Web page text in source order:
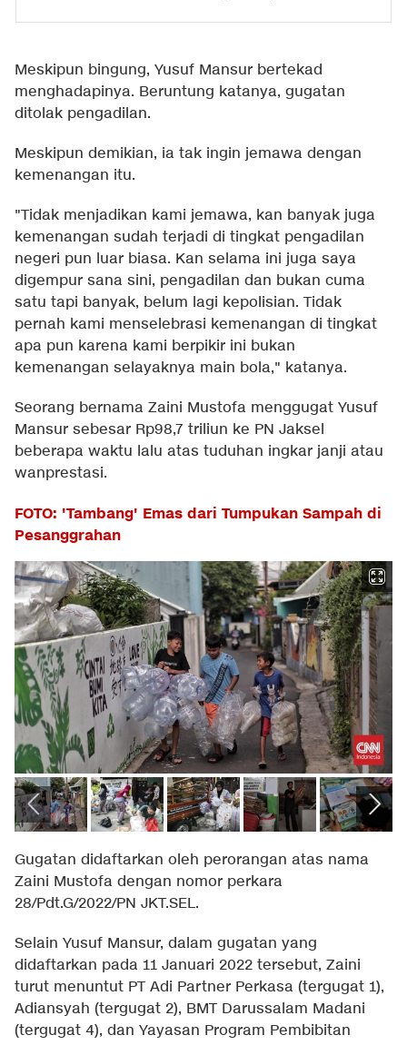
Meskipun bingung, Yusuf Mansur bertekad
menghadapinya. Beruntung katanya, gugatan
ditolak pengadilan.
Meskipun demikian, ia tak ingin jemawa dengan
kemenangan itu.
"Tidak menjadikan kami jemawa, kan banyak juga
kemenangan sudah terjadi di tingkat pengadilan
negeri pun luar biasa. Kan selama ini juga saya
digempur sana sini, pengadilan dan bukan cuma
satu tapi banyak, belum lagi kepolisian. Tidak
pernah kami menselebrasi kemenangan di tingkat
apa pun karena kami berpikir ini bukan
kemenangan selayaknya main bola," katanya.
Seorang bernama Zaini Mustofa menggugat Yusuf
Mansur sebesar Rp98,7 triliun ke PN Jaksel
beberapa waktu lalu atas tuduhan ingkar janji atau
wanprestasi.
FOTO: 'Tambang' Emas dari Tumpukan Sampah di
Pesanggrahan
Gugatan didaftarkan oleh perorangan atas nama
Zaini Mustofa dengan nomor perkara
28/Pdt.G/2022/PN JKT.SEL.
Selain Yusuf Mansur, dalam gugatan yang
didaftarkan pada 11 Januari 2022 tersebut, Zaini
turut menuntut PT Adi Partner Perkasa (tergugat 1),
Adiansyah (tergugat 2), BMT Darussalam Madani
(tergugat 4), dan Yayasan Program Pembibitan